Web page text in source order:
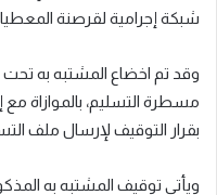
شبكة إجرامية لقرصنة
وقد تم اخضاع المشتبه به تحت
مسطرة التسليم، بالموازاة
بقرار التوقيف لإرسال ملف
ويأتي توقيف المشتبه به